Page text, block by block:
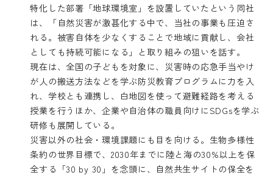
特化した部署「地球環境室」を設置していたという同社
は、「自然災害が激甚化する中で、当社の事業も圧迫さ
れる。被害自体を少なくすることで地域に貢献し、会社
としても持続可能になる」と取り組みの狙いを話す。
現在は、全国の子どもを対象に、災害時の応急手当やけ
が人の搬送方法などを学ぶ防災教育プログラムに力を入
れ、学校とも連携し、白地図を使って避難経路を考える
授業を行うほか、企業や自治体の職員向けにSDGsを学ぶ
研修も展開している。
災害以外の社会・環境課題にも目を向ける。生物多様性
条約の世界目標で、2030年までに陸と海の30%以上を保
全する「30 by 30」を念頭に、自然共生サイトの保全を